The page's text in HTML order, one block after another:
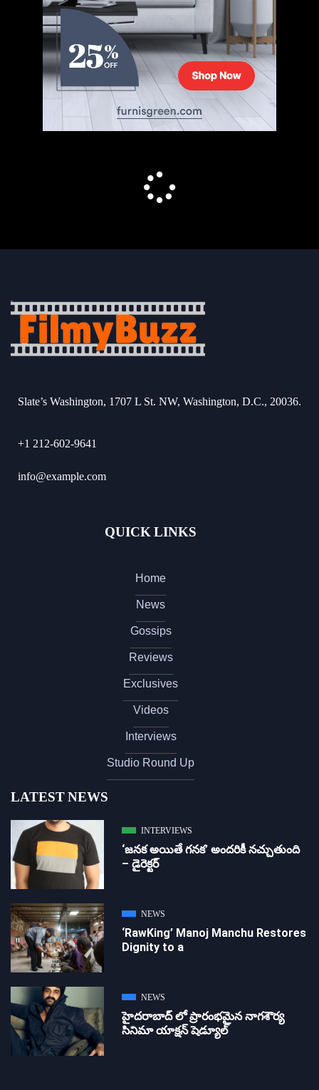
Slate’s Washington, 1707 L St. NW, Washington, D.C., 20036.
+1 212-602-9641
info@example.com
QUICK LINKS
Home
News
Gossips
Reviews
Exclusives
Videos
Interviews
Studio Round Up
LATEST NEWS
INTERVIEWS
‘జ‌న‌క అయితే గ‌న‌క‌’ అందరికీ నచ్చుతుంది
– డైరెక్ట‌ర్
NEWS
‘RawKing’ Manoj Manchu Restores
Dignity to a
NEWS
హైదరాబాద్ లో ప్రారంభమైన నాగశౌర్య
సినిమా యాక్షన్ షెడ్యూల్